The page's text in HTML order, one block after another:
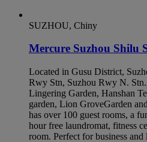
SUZHOU, Chiny
Mercure Suzhou Shilu
Located in Gusu District,
Rwy Stn, Suzhou Rwy N.
Lingering Garden, Hanshan
garden, Lion GroveGarden
has over 100 guest rooms, a
hour free laundromat, fitness
room. Perfect for business and